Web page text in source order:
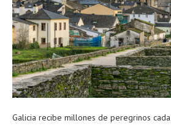
Galicia recibe millones de peregrinos